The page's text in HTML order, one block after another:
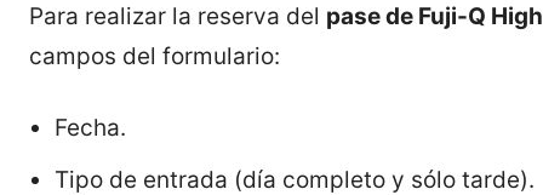
Para realizar la reserva del pase de Fuji-Q
campos del formulario:
Fecha.
Tipo de entrada (día completo y sólo tarde).